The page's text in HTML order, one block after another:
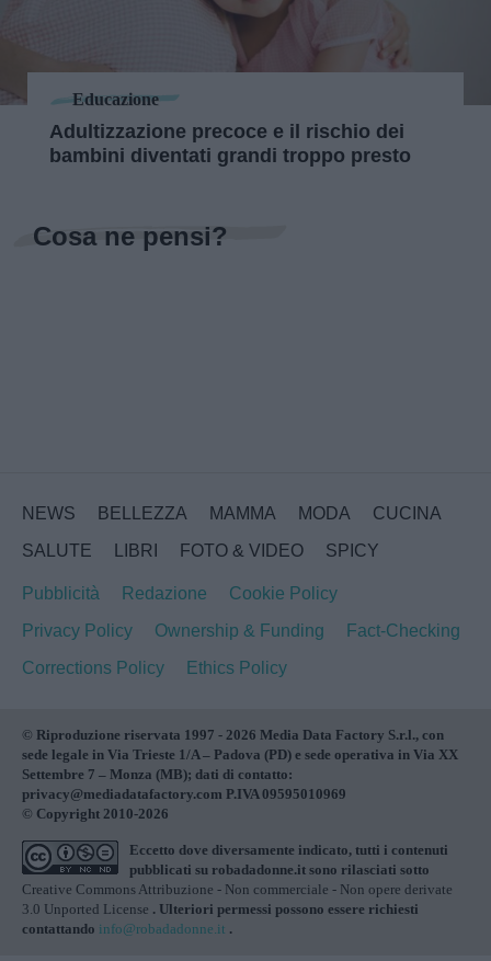
Educazione
Adultizzazione precoce e il rischio dei
bambini diventati grandi troppo presto
Cosa ne pensi?
NEWS BELLEZZA MAMMA MODA
CUCINA
SALUTE
LIBRI FOTO & VIDEO SPICY
Pubblicità Redazione
Cookie Policy
Privacy Policy
Ownership & Funding
Fact-Checking
Corrections Policy
Ethics Policy
© Riproduzione riservata 1997 - 2026 Media Data Factory S.r.l., con
sede legale in Via Trieste 1/A – Padova (PD) e sede operativa in Via XX
Settembre 7 – Monza (MB); dati di contatto:
privacy@mediadatafactory.com P.IVA 09595010969
© Copyright 2010-2026
Eccetto dove diversamente indicato, tutti i contenuti
pubblicati su robadadonne.it sono rilasciati sotto
Creative Commons Attribuzione - Non commerciale - Non opere derivate
3.0 Unported License . Ulteriori permessi possono essere richiesti
contattando info@robadadonne.it .